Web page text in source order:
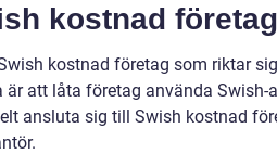
kostnad
kostnad företag som riktar
är att låta företag använda
ansluta sig till Swish kostnad